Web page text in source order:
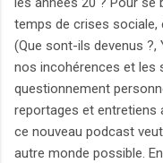
temps de crises sociale,
(Que sont-ils devenus ?,
nos incohérences et les
questionnement
reportages et entretiens
ce nouveau podcast
autre monde possible.